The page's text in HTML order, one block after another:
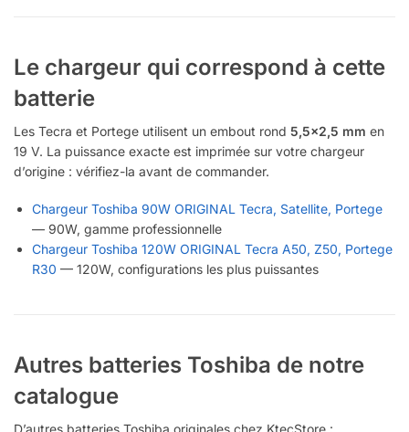
Le chargeur qui correspond à cette
batterie
Les Tecra et Portege utilisent un embout rond 5,5×2,5 mm en
19 V. La puissance exacte est imprimée sur votre chargeur
d’origine : vérifiez-la avant de commander.
Chargeur Toshiba 90W ORIGINAL Tecra, Satellite, Portege
— 90W, gamme professionnelle
Chargeur Toshiba 120W ORIGINAL Tecra A50, Z50, Portege
R30 — 120W, configurations les plus puissantes
Autres batteries Toshiba de notre
catalogue